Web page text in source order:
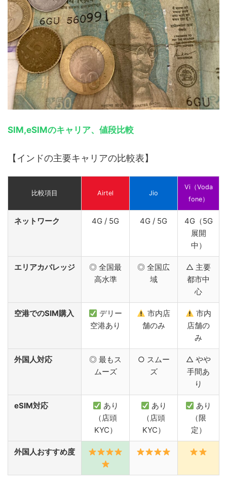
SIM,eSIMのキャリア、値段比較
【インドの主要キャリアの比較表】
比較項目 Airtel Jio
Vi（Voda
fone）
ネットワーク 4G / 5G 4G / 5G
4G（5G
展開
中）
エリアカバレッジ
◎ 全国最
高水準
◎ 全国広
域
△ 主要
都市中
心
空港でのSIM購入
デリー
空港あり
市内店
舗のみ
市内
店舗の
み
外国人対応
◎ 最もス
ムーズ
○ スムー
ズ
△ やや
手間あ
り
eSIM対応
あり
（店頭
KYC）
あり
（店頭
KYC）
あり
（限
定）
外国人おすすめ度